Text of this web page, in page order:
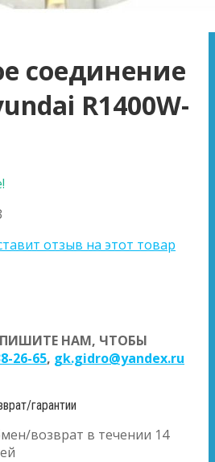
соединение
R1400W-
отзыв на этот товар
НАМ, ЧТОБЫ
26-65, gk.gidro@yandex.ru
гарантии
возврат в течении 14